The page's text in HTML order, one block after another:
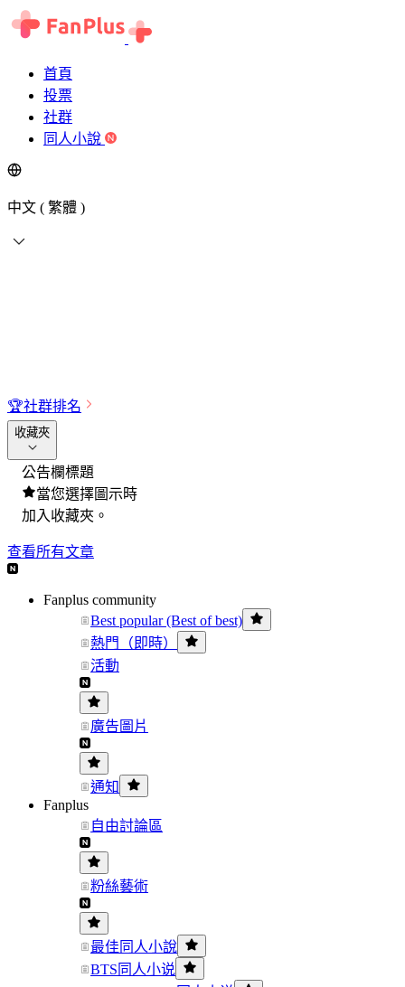
首頁
投票
社群
同人小說
中文 ( 繁體 )
🏆社群排名
收藏夾
公告欄標題
當您選擇圖示時
加入收藏夾。
查看所有文章
Fanplus community
Best popular (Best of best)
熱門（即時）
活動
廣告圖片
通知
Fanplus
自由討論區
粉絲藝術
最佳同人小說
BTS同人小说